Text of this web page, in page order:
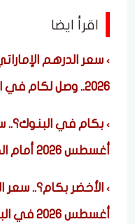
اقرأ ايضا
2026.. وصل لكام في البنوك؟
أغسطس 2026 أمام الجنيه المصري
أغسطس 2026 في البنوك